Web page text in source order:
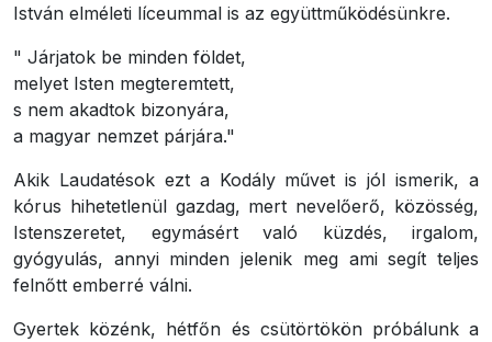
István elméleti líceummal is az együttműködésünkre.
" Járjatok be minden földet,
melyet Isten megteremtett,
s nem akadtok bizonyára,
a magyar nemzet párjára."
Akik Laudatésok ezt a Kodály művet is jól ismerik, a
kórus hihetetlenül gazdag, mert nevelőerő, közösség,
Istenszeretet, egymásért való küzdés, irgalom,
gyógyulás, annyi minden jelenik meg ami segít teljes
felnőtt emberré válni.
Gyertek közénk, hétfőn és csütörtökön próbálunk a